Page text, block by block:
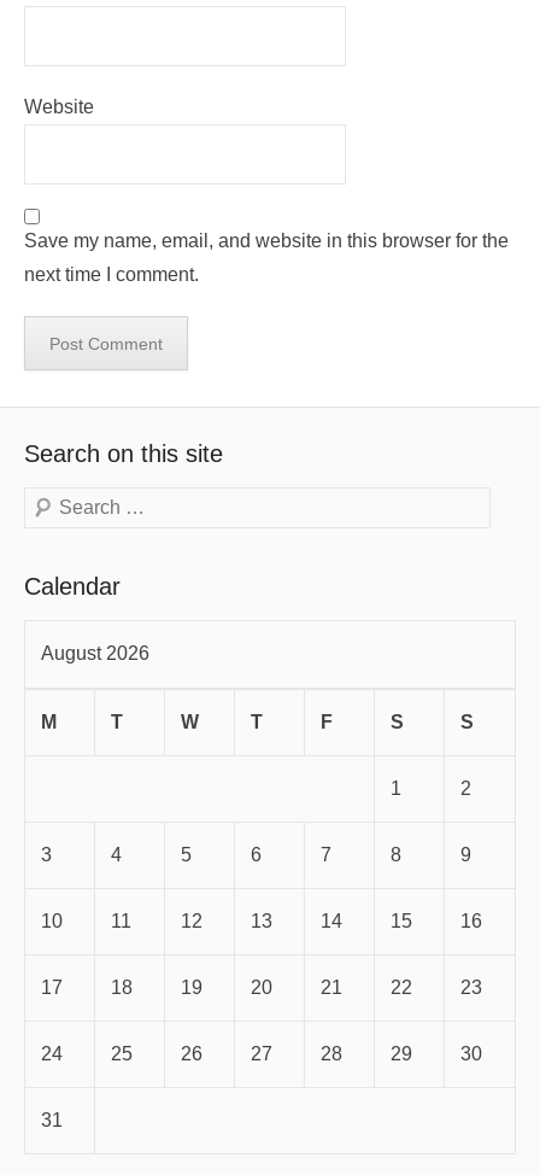
Website
Save my name, email, and website in this browser for the
next time I comment.
Search on this site
Search
Calendar
August 2026
M T W T F S S
1 2
3 4 5 6 7 8 9
10 11 12 13 14 15 16
17 18 19 20 21 22 23
24 25 26 27 28 29 30
31